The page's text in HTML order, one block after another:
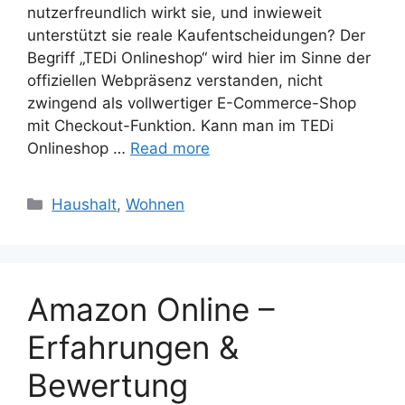
nutzerfreundlich wirkt sie, und inwieweit
unterstützt sie reale Kaufentscheidungen? Der
Begriff „TEDi Onlineshop“ wird hier im Sinne der
offiziellen Webpräsenz verstanden, nicht
zwingend als vollwertiger E-Commerce-Shop
mit Checkout-Funktion. Kann man im TEDi
Onlineshop … Read more
Categories
Haushalt,Wohnen
Amazon Online –
Erfahrungen &
Bewertung